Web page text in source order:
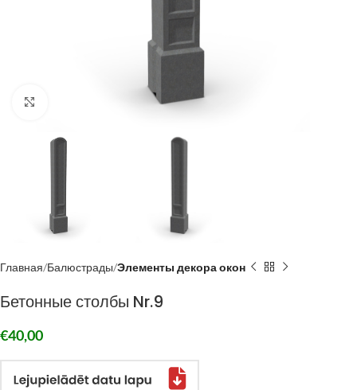
Главная Балюстрады Элементы декора окон
Бетонные столбы Nr.9
€40,00